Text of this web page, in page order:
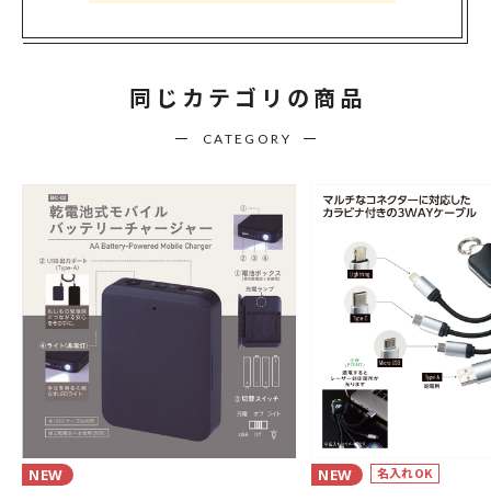
同じカテゴリの商品
CATEGORY
NEW NEW 名入れOK